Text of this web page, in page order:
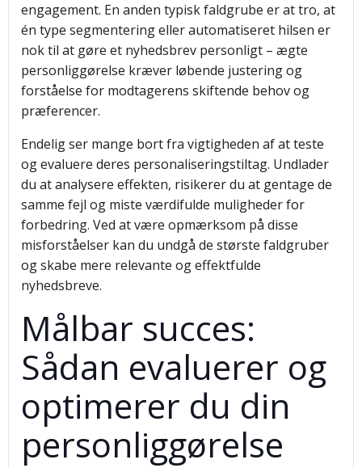
engagement. En anden typisk faldgrube er at tro, at
én type segmentering eller automatiseret hilsen er
nok til at gøre et nyhedsbrev personligt – ægte
personliggørelse kræver løbende justering og
forståelse for modtagerens skiftende behov og
præferencer.
Endelig ser mange bort fra vigtigheden af at teste
og evaluere deres personaliseringstiltag. Undlader
du at analysere effekten, risikerer du at gentage de
samme fejl og miste værdifulde muligheder for
forbedring. Ved at være opmærksom på disse
misforståelser kan du undgå de største faldgruber
og skabe mere relevante og effektfulde
nyhedsbreve.
Målbar succes:
Sådan evaluerer og
optimerer du din
personliggørelse